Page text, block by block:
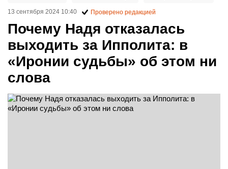
Почему Надя отказалась
выходить за Ипполита: в
«Иронии судьбы» об этом ни
слова
13 сентября 2024 10:40 Проверено редакцией